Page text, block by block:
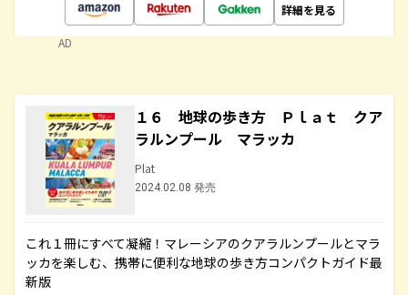
詳細を見る
AD
１６ 地球の歩き方 Ｐｌａｔ クア
ラルンプール マラッカ
Plat
2024.02.08 発売
これ１冊にすべて凝縮！マレーシアのクアラルンプールとマラ
ッカを楽しむ、携帯に便利な地球の歩き方コンパクトガイド最
新版